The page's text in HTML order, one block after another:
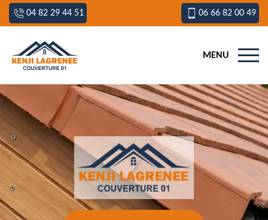
04 82 29 44 51 06 66 82 00 49
MENU